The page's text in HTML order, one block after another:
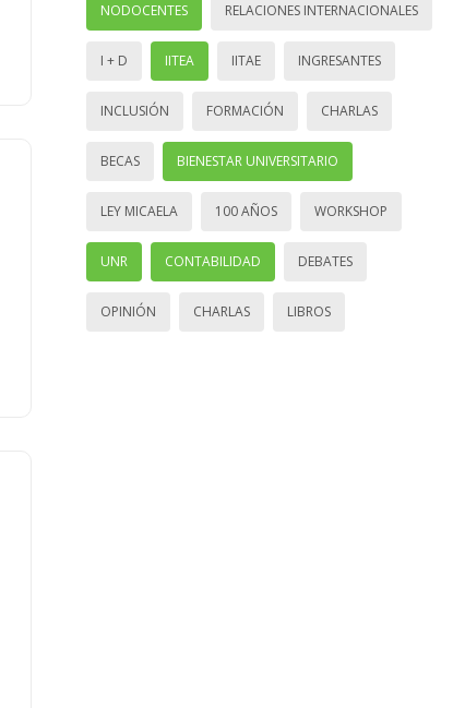
NODOCENTES RELACIONES INTERNACIONALES
I + D IITEA IITAE INGRESANTES
INCLUSIÓN FORMACIÓN CHARLAS
BECAS BIENESTAR UNIVERSITARIO
LEY MICAELA 100 AÑOS WORKSHOP
UNR CONTABILIDAD DEBATES
OPINIÓN CHARLAS LIBROS